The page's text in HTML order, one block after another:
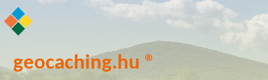
geocaching.hu ®